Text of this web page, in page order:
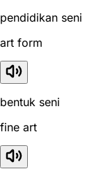
pendidikan seni
art form
bentuk seni
fine art